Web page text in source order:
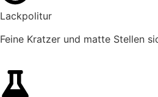
Lackpolitur
Feine Kratzer und matte Stellen